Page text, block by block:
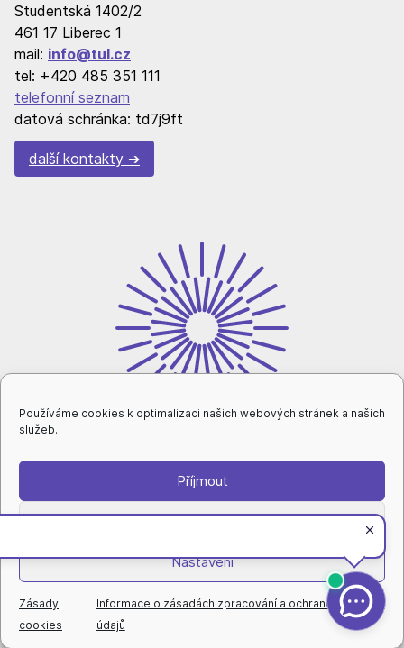
Používáme cookies k optimalizaci našich webových stránek a našich
služeb.
Příjmout
Zavřít
Nastavení
Zásady
cookies
Informace o zásadách zpracování a ochraně osobních
údajů
Studentská 1402/2
461 17 Liberec 1
mail: info@tul.cz
tel: +420 485 351 111
telefonní seznam
datová schránka: td7j9ft
další kontakty
intranet
ochrana osobních údajů|nastavení cookies|
prohlášení o přístupnosti|rovné příležitosti a diverzita|
© Technická univerzita v Liberci